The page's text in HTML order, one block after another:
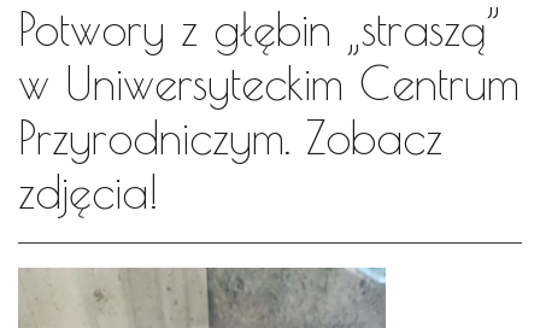
Potwory z głębin „straszą”
w Uniwersyteckim Centrum
Przyrodniczym. Zobacz
zdjęcia!